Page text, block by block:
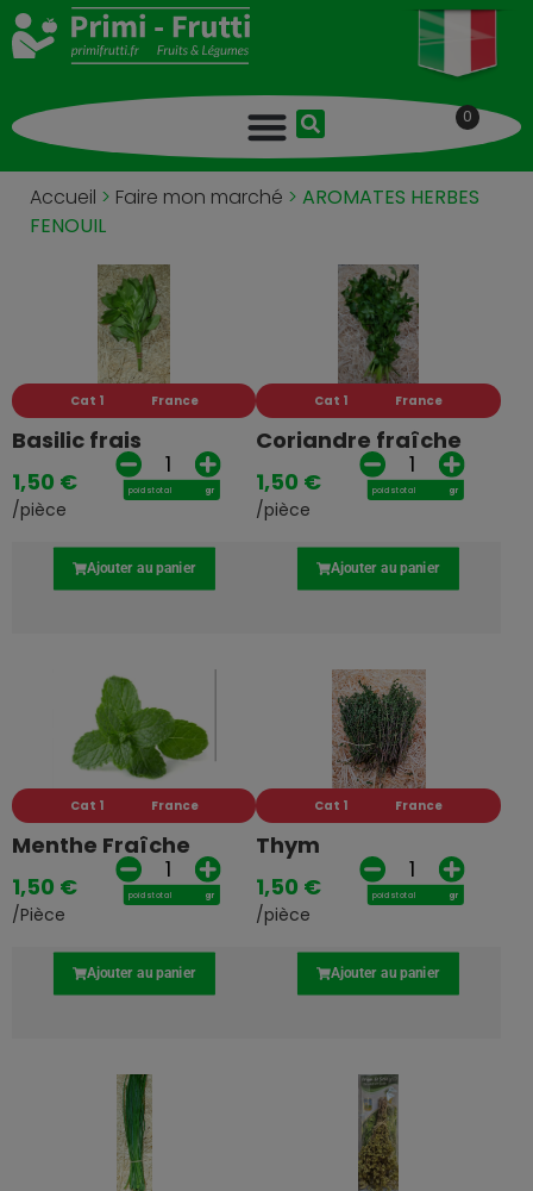
0
Accueil > Faire mon marché > AROMATES HERBES
FENOUIL
Cat 1 France
Basilic frais
1,50 €
/pièce
poids total gr
Ajouter au panier
Cat 1 France
Coriandre fraîche
1,50 €
/pièce
poids total gr
Ajouter au panier
Cat 1 France
Menthe Fraîche
1,50 €
/Pièce
poids total gr
Ajouter au panier
Cat 1 France
Thym
1,50 €
/pièce
poids total gr
Ajouter au panier